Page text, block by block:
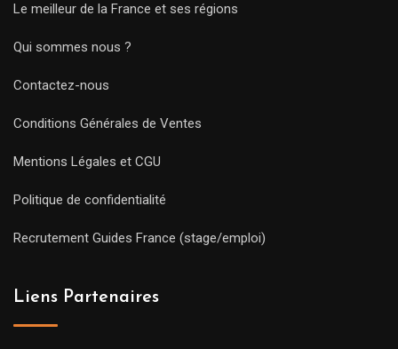
Le meilleur de la France et ses régions
Qui sommes nous ?
Contactez-nous
Conditions Générales de Ventes
Mentions Légales et CGU
Politique de confidentialité
Recrutement Guides France (stage/emploi)
Liens Partenaires